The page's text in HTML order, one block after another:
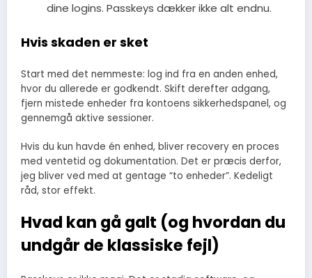
dine logins. Passkeys dækker ikke alt endnu.
Hvis skaden er sket
Start med det nemmeste: log ind fra en anden enhed,
hvor du allerede er godkendt. Skift derefter adgang,
fjern mistede enheder fra kontoens sikkerhedspanel, og
gennemgå aktive sessioner.
Hvis du kun havde én enhed, bliver recovery en proces
med ventetid og dokumentation. Det er præcis derfor,
jeg bliver ved med at gentage “to enheder”. Kedeligt
råd, stor effekt.
Hvad kan gå galt (og hvordan du
undgår de klassiske fejl)